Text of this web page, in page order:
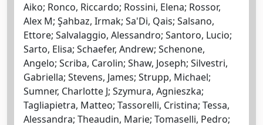
Aiko; Ronco, Riccardo; Rossini, Elena; Rossor,
Alex M; Şahbaz, Irmak; Sa'Di, Qais; Salsano,
Ettore; Salvalaggio, Alessandro; Santoro, Lucio;
Sarto, Elisa; Schaefer, Andrew; Schenone,
Angelo; Scriba, Carolin; Shaw, Joseph; Silvestri,
Gabriella; Stevens, James; Strupp, Michael;
Sumner, Charlotte J; Szymura, Agnieszka;
Tagliapietra, Matteo; Tassorelli, Cristina; Tessa,
Alessandra; Theaudin, Marie; Tomaselli, Pedro;